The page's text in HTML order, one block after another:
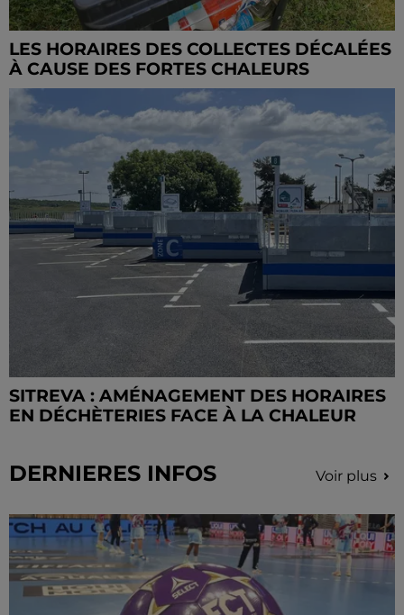
LES HORAIRES DES COLLECTES DÉCALÉES
À CAUSE DES FORTES CHALEURS
SITREVA : AMÉNAGEMENT DES HORAIRES
EN DÉCHÈTERIES FACE À LA CHALEUR
DERNIERES INFOS Voir plus